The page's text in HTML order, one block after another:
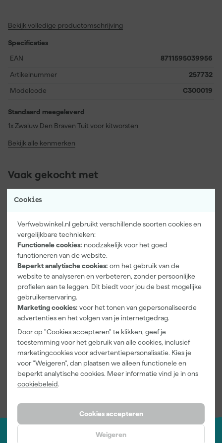
Cookies
Verfwebwinkel.nl gebruikt verschillende soorten cookies en
vergelijkbare technieken:
Functionele cookies: noodzakelijk voor het goed
functioneren van de website.
Beperkt analytische cookies: om het gebruik van de
website te analyseren en verbeteren, zonder persoonlijke
profielen aan te leggen. Dit biedt voor jou de best mogelijke
gebruikerservaring.
Marketing cookies: voor het tonen van gepersonaliseerde
advertenties en het volgen van je internetgedrag.
Door op "Cookies accepteren" te klikken, geef je
toestemming voor het gebruik van alle cookies, inclusief
marketingcookies voor advertentiepersonalisatie. Kies je
voor "Weigeren", dan plaatsen we alleen functionele en
beperkt analytische cookies. Meer informatie vind je in ons
cookiebeleid.
Cookies accepteren
Weigeren
kunt. Door het eenvoudige aansnijden pas je de opening aan op
hoeveelheid kit. Het materiaal zorgt ervoor dat je schoon en
precies kunt werken, zonder geknoei of druppels. Ideaal als
zijn, kun je moeiteloos verder met je klus. De tuit is een slimme
keuze voor iedereen die op een zorgvuldige manier kitspuiten wil
Bekijk volledige productomschrijving
Specificaties
EAN
8711595039956
Artikelnummer 257732
Modelcode C300019
Standaard meegeleverd
1x Zwaluw Den Braven Tuit voor kitworsten
Bekijk alle kenmerken
Vaak gekocht met
Kip Tape 367
Washi-Tec
Multi-Tape -
24/16mm x
25m
Morgen
bezorgd
58
Finish 4-
delige
Afstrijkset
voor voegen
Morgen
bezorgd
Ontvetter en
Verfreiniger –
0,5L
Morgen
bezorgd